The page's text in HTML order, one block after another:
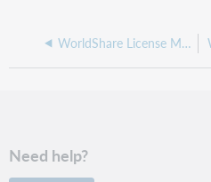
WorldShare License Manager release notes, March 2025
Need help?